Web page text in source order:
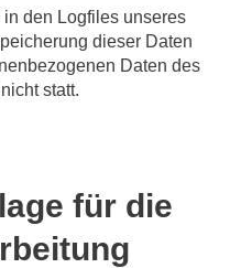
den Logfiles unseres
dieser Daten
Daten des
statt.
für die